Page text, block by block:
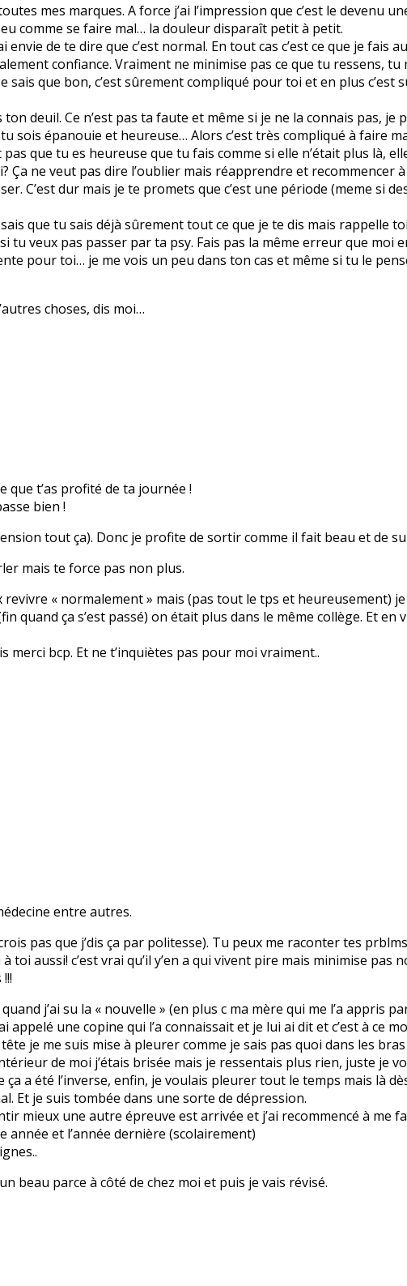
mes marques. A force j’ai l’impression que c’est le devenu
comme se faire mal… la douleur disparaît petit à petit.
de te dire que c’est normal. En tout cas c’est ce que je fais
confiance. Vraiment ne minimise pas ce que tu ressens, tu
sais que bon, c’est sûrement compliqué pour toi et en plus
deuil. Ce n’est pas ta faute et même si je ne la connais pas, je
sois épanouie et heureuse… Alors c’est très compliqué à faire
que tu es heureuse que tu fais comme si elle n’était plus là,
ne veut pas dire l’oublier mais réapprendre et recommencer
C’est dur mais je te promets que c’est une période (meme si
que tu sais déjà sûrement tout ce que je te dis mais rappelle
veux pas passer par ta psy. Fais pas la même erreur que moi
pour toi… je me vois un peu dans ton cas et même si tu le
choses, dis moi…
que t’as profité de ta journée !
bien !
tout ça). Donc je profite de sortir comme il fait beau et de
mais te force pas non plus.
revivre « normalement » mais (pas tout le tps et heureusement) je
quand ça s’est passé) on était plus dans le même collège. Et en
merci bcp. Et ne t’inquiètes pas pour moi vraiment..
entre autres.
pas que j’dis ça par politesse). Tu peux me raconter tes
toi aussi! c’est vrai qu’il y’en a qui vivent pire mais minimise pas
j’ai su la « nouvelle » (en plus c ma mère qui me l’a appris
appelé une copine qui l’a connaissait et je lui ai dit et c’est à ce
je me suis mise à pleurer comme je sais pas quoi dans les
de moi j’étais brisée mais je ressentais plus rien, juste je
a été l’inverse, enfin, je voulais pleurer tout le temps mais là
Et je suis tombée dans une sorte de dépression.
mieux une autre épreuve est arrivée et j’ai recommencé à me
année et l’année dernière (scolairement)
beau parce à côté de chez moi et puis je vais révisé.